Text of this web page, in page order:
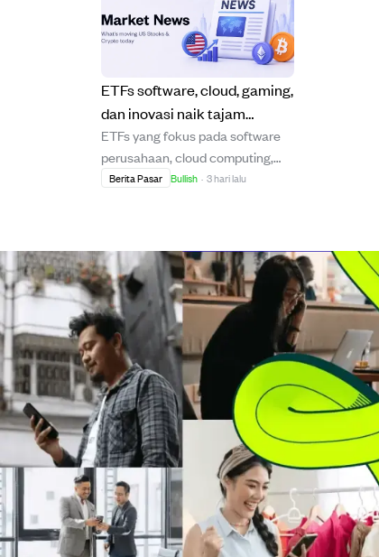
ETFs software, cloud, gaming,
dan inovasi naik tajam
didorong pertumbuhan cloud
SAP dan minat teknologi.
ETFs yang fokus pada software
perusahaan, cloud computing,
video game, dan inovasi
melaporkan pertumbuhan
pendapatan cloud yang kuat dan
backlog pesanan cloud b...
Berita Pasar Bullish · 3 hari lalu